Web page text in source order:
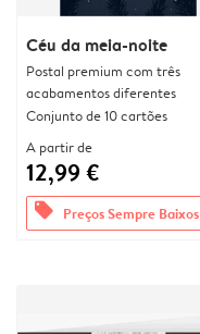
Céu da meia-noite
Postal premium com três
acabamentos diferentes
Conjunto de 10 cartões
A partir de
12,99 €
offers Preços Sempre Baixos